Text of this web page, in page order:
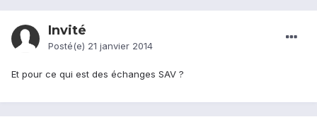
Invité
Posté(e) 21 janvier 2014
Et pour ce qui est des échanges SAV ?